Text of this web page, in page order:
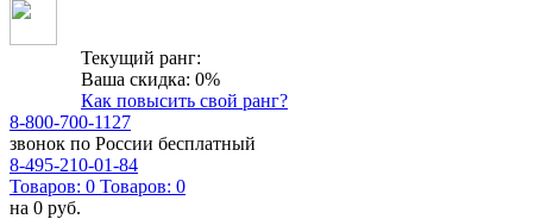
Текущий ранг:
Ваша скидка: 0%
Как повысить свой ранг?
8-800-700-1127
звонок по России бесплатный
8-495-210-01-84
Товаров: 0 Товаров: 0
на 0 руб.